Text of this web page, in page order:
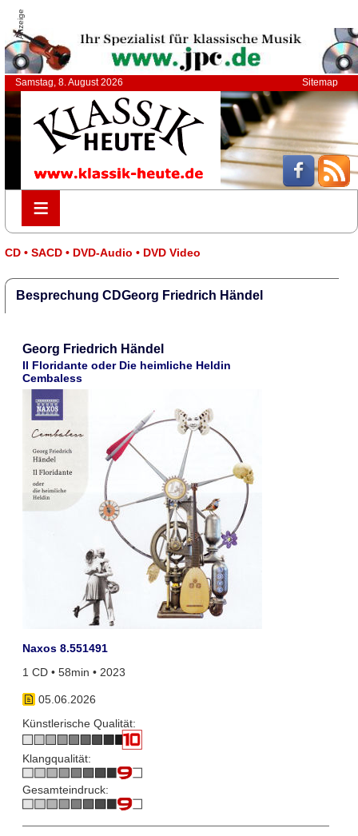
Anzeige
Samstag, 8. August 2026 Sitemap
≡
≡
CD • SACD • DVD-Audio • DVD Video
Besprechung CDGeorg Friedrich Händel
Georg Friedrich Händel
Il Floridante oder Die heimliche Heldin
Cembaless
Naxos 8.551491
1 CD • 58min • 2023
05.06.2026
Künstlerische Qualität:
Klangqualität:
Gesamteindruck: